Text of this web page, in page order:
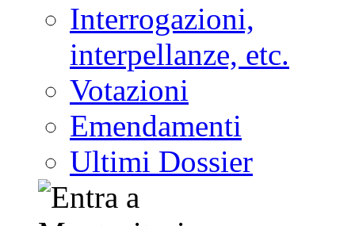
Interrogazioni,
interpellanze, etc.
Votazioni
Emendamenti
Ultimi Dossier